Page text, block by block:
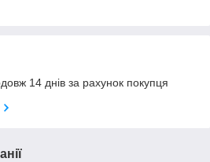
14 днів за рахунок покупця